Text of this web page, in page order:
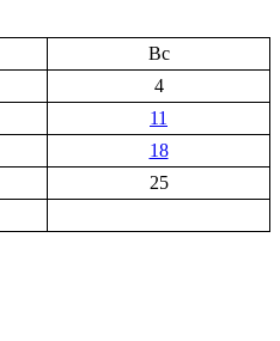
Вс
4
11
18
25